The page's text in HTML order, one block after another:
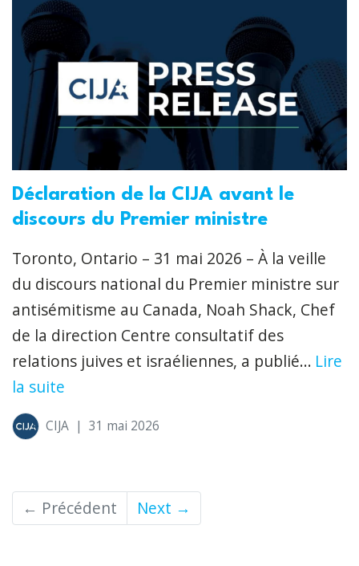
Déclaration de la CIJA avant le
discours du Premier ministre
Toronto, Ontario – 31 mai 2026 – À la veille
du discours national du Premier ministre sur
antisémitisme au Canada, Noah Shack, Chef
de la direction Centre consultatif des
relations juives et israéliennes, a publié... Lire
la suite
CIJA | 31 mai 2026
← Précédent Next →